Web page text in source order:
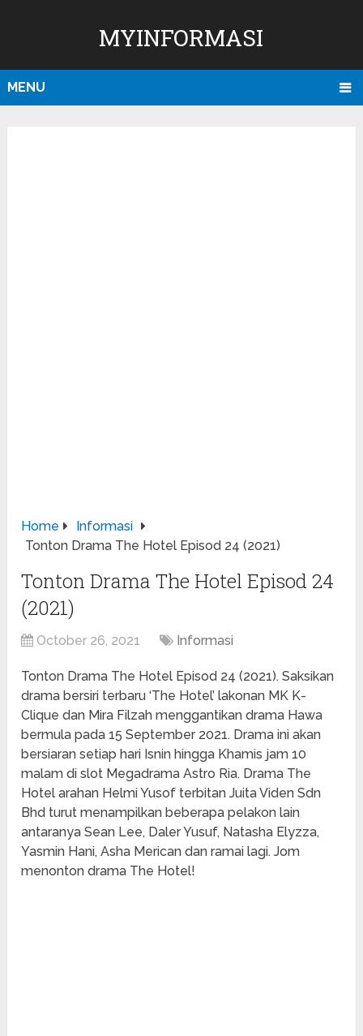
MYINFORMASI
MENU
Home
Informasi
Tonton Drama The Hotel Episod 24 (2021)
Tonton Drama The Hotel Episod 24
(2021)
October 26, 2021 Informasi
Tonton Drama The Hotel Episod 24 (2021). Saksikan
drama bersiri terbaru ‘The Hotel’ lakonan MK K-
Clique dan Mira Filzah menggantikan drama Hawa
bermula pada 15 September 2021. Drama ini akan
bersiaran setiap hari Isnin hingga Khamis jam 10
malam di slot Megadrama Astro Ria. Drama The
Hotel arahan Helmi Yusof terbitan Juita Viden Sdn
Bhd turut menampilkan beberapa pelakon lain
antaranya Sean Lee, Daler Yusuf, Natasha Elyzza,
Yasmin Hani, Asha Merican dan ramai lagi. Jom
menonton drama The Hotel!